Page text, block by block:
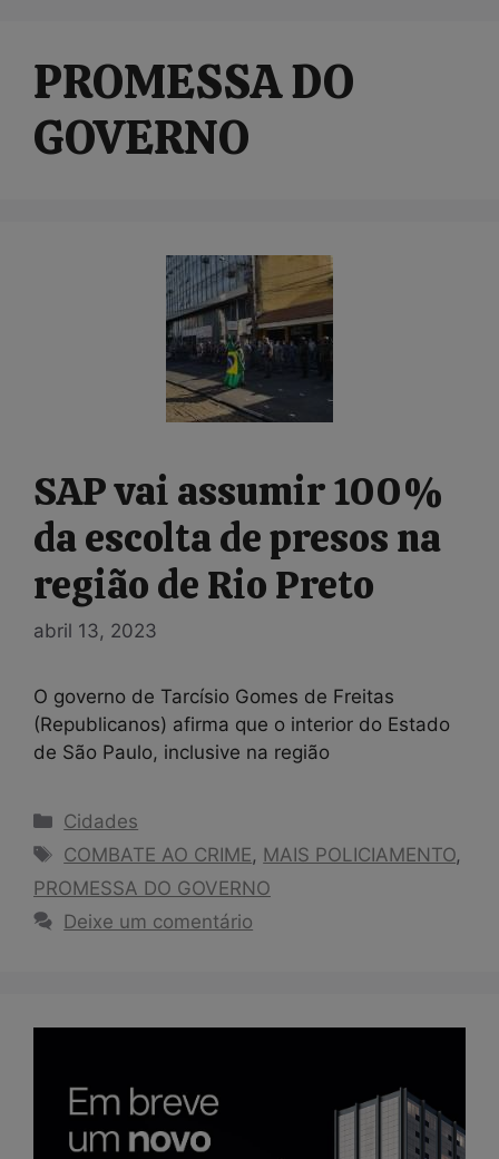
PROMESSA DO
GOVERNO
SAP vai assumir 100%
da escolta de presos na
região de Rio Preto
abril 13, 2023
O governo de Tarcísio Gomes de Freitas
(Republicanos) afirma que o interior do Estado
de São Paulo, inclusive na região
Categorias
Cidades
Tags
COMBATE AO CRIME, MAIS POLICIAMENTO,
PROMESSA DO GOVERNO
Deixe um comentário